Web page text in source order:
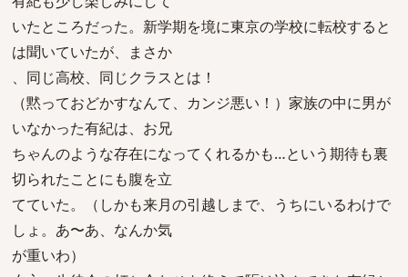
いたところだった。新学期を境に東京の学校に転校すると
は聞いていたが、まさか
、同じ高校、同じクラスとは！
（黙っておどかすなんて、カンジ悪い！）家族の中に男が
いなかった有紀は、お兄
ちゃんのような存在になってくれるかも…という期待も裏
切られたことにも腹を立
てていた。（しかも来月の引越しまで、うちにいるわけで
しょ。あ〜あ、なんか気
が重いわ）